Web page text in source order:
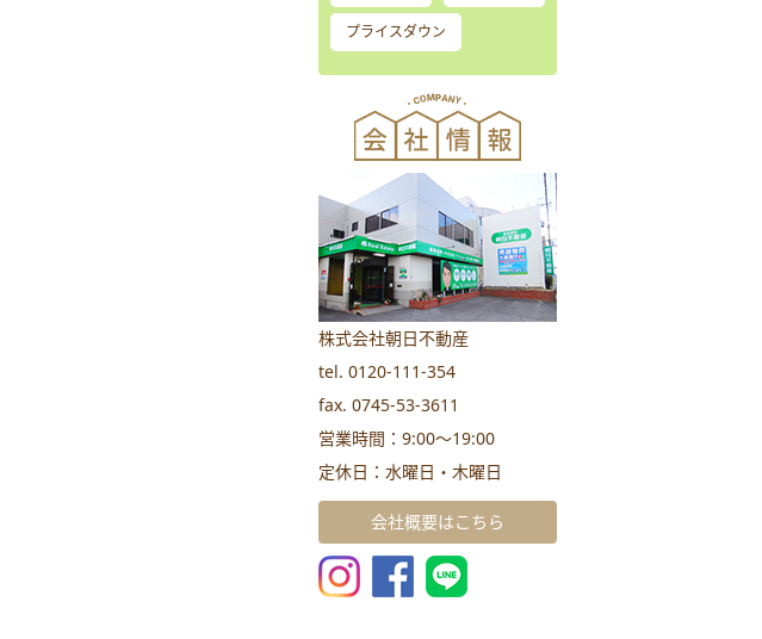
プライスダウン
株式会社朝日不動産
tel. 0120-111-354
fax. 0745-53-3611
営業時間：9:00～19:00
定休日：水曜日・木曜日
会社概要はこちら